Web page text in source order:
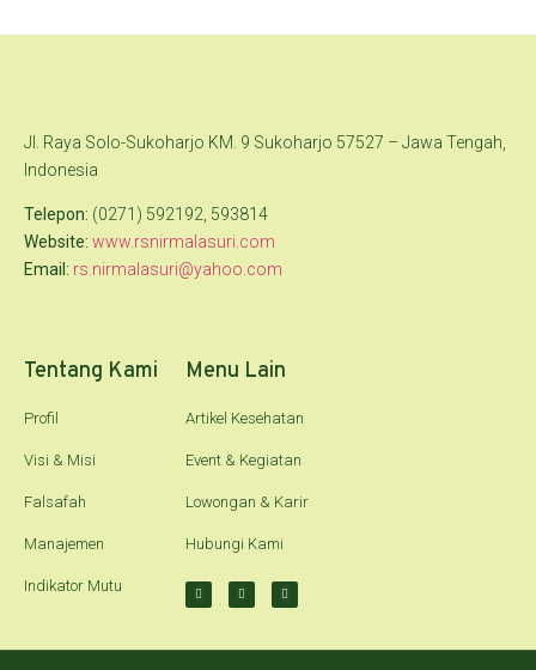
Jl. Raya Solo-Sukoharjo KM. 9 Sukoharjo 57527 – Jawa Tengah,
Indonesia
Telepon: (0271) 592192, 593814
Website: www.rsnirmalasuri.com
Email: rs.nirmalasuri@yahoo.com
Tentang Kami
Profil
Visi & Misi
Falsafah
Manajemen
Indikator Mutu
Menu Lain
Artikel Kesehatan
Event & Kegiatan
Lowongan & Karir
Hubungi Kami